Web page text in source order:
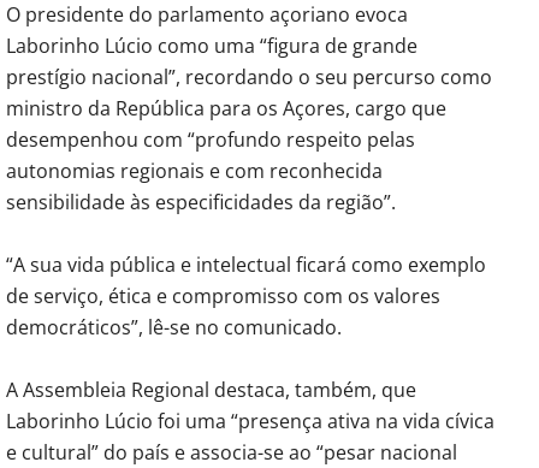
O presidente do parlamento açoriano evoca
Laborinho Lúcio como uma “figura de grande
prestígio nacional”, recordando o seu percurso como
ministro da República para os Açores, cargo que
desempenhou com “profundo respeito pelas
autonomias regionais e com reconhecida
sensibilidade às especificidades da região”.
“A sua vida pública e intelectual ficará como exemplo
de serviço, ética e compromisso com os valores
democráticos”, lê-se no comunicado.
A Assembleia Regional destaca, também, que
Laborinho Lúcio foi uma “presença ativa na vida cívica
e cultural” do país e associa-se ao “pesar nacional